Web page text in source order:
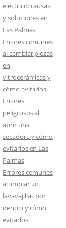
eléctrico: causas
y soluciones en
Las Palmas
Errores comunes
al cambiar piezas
en
vitrocerámicas y
cómo evitarlos
Errores
peligrosos al
abrir una
secadora y cómo
evitarlos en Las
Palmas
Errores comunes
al limpiar un
lavavajillas por
dentro y cómo
evitarlos